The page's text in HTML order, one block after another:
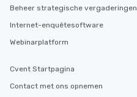
Beheer strategische vergaderingen
Internet-enquêtesoftware
Webinarplatform
Cvent Startpagina
Contact met ons opnemen